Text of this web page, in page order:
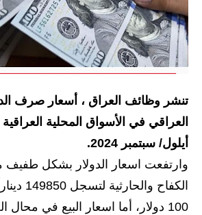
اخبار
الاخبار
الاخبار
الاخبار
المدارس
اخبار
تنشر وظائف العراق ، أسعار صرف
أيلول/ سبتمبر 2024.
وارتفعت اسعار الدولار بشكل طفيف
الكفاح
100 دولار، أما اسعار البيع في